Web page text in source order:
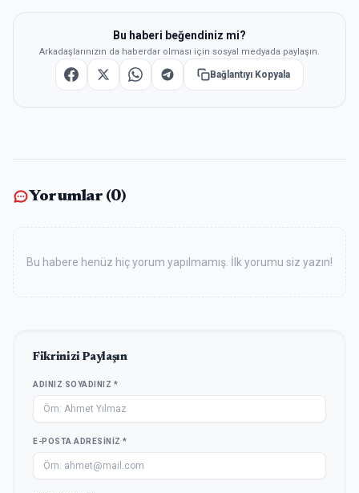
Bu haberi beğendiniz mi?
Arkadaşlarınızın da haberdar olması için sosyal medyada paylaşın.
Bağlantıyı Kopyala
Yorumlar (0)
Bu habere henüz hiç yorum yapılmamış. İlk yorumu siz yazın!
Fikrinizi Paylaşın
ADINIZ SOYADINIZ *
E-POSTA ADRESINIZ *